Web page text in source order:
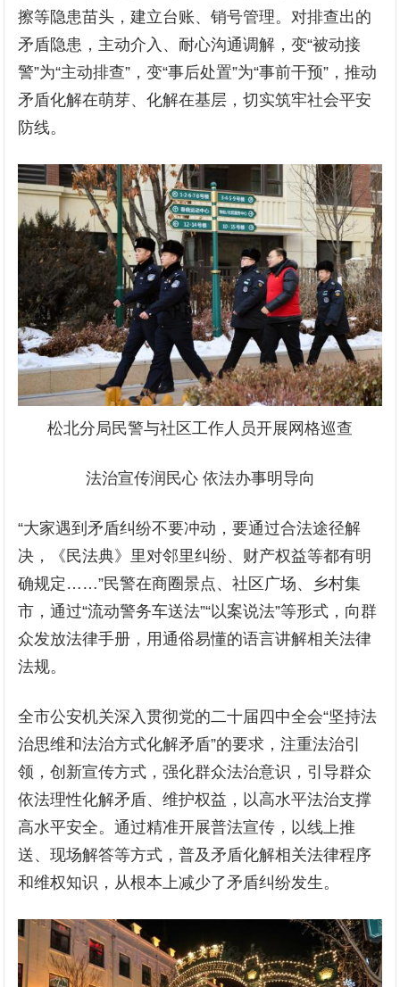
擦等隐患苗头，建立台账、销号管理。对排查出的
矛盾隐患，主动介入、耐心沟通调解，变“被动接
警”为“主动排查”，变“事后处置”为“事前干预”，推动
矛盾化解在萌芽、化解在基层，切实筑牢社会平安
防线。
松北分局民警与社区工作人员开展网格巡查
法治宣传润民心 依法办事明导向
“大家遇到矛盾纠纷不要冲动，要通过合法途径解
决，《民法典》里对邻里纠纷、财产权益等都有明
确规定……”民警在商圈景点、社区广场、乡村集
市，通过“流动警务车送法”“以案说法”等形式，向群
众发放法律手册，用通俗易懂的语言讲解相关法律
法规。
全市公安机关深入贯彻党的二十届四中全会“坚持法
治思维和法治方式化解矛盾”的要求，注重法治引
领，创新宣传方式，强化群众法治意识，引导群众
依法理性化解矛盾、维护权益，以高水平法治支撑
高水平安全。通过精准开展普法宣传，以线上推
送、现场解答等方式，普及矛盾化解相关法律程序
和维权知识，从根本上减少了矛盾纠纷发生。